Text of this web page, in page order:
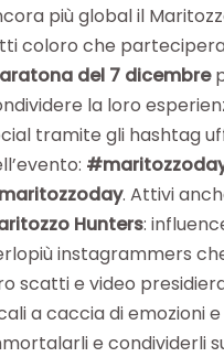
più global il
coloro che
del 7 dicembre
la loro
tramite gli hashtag
. Attivi
Hunters:
instagrammers
scatti e video
a caccia di emozioni
e condividerli